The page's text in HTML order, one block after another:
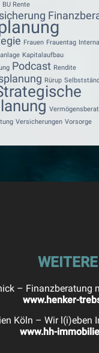
BU Rente
Frauen Frauentag
Kapitalaufbau
Podcast Rendite
Rürup
Versicherungen Vorsorge
– Finanzberatung
www.henker-
Köln – Wir l(i)eben
www.hh-